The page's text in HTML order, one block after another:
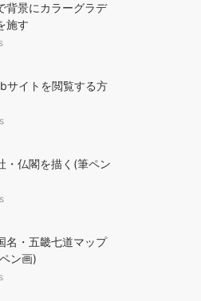
背景にカラーグラデ
施す
サイトを閲覧する方
・仏閣を描く(筆ペン
名・五畿七道マップ
ン画)